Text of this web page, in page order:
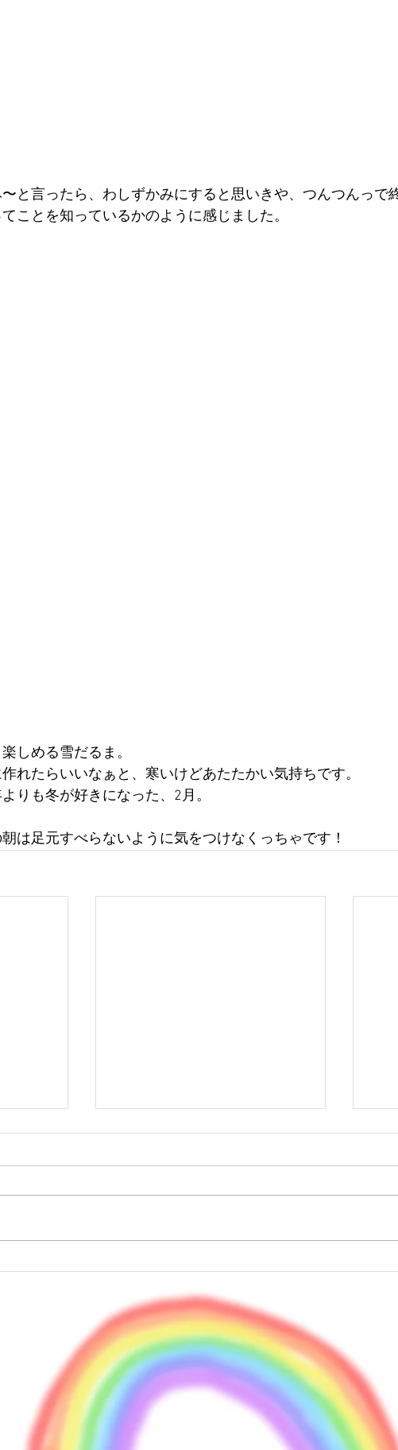
と言ったら、わしずかみにすると思いきや、つんつんっで
ことを知っているかのように感じました。
しめる雪だるま。
れたらいいなぁと、寒いけどあたたかい気持ちです。
りも冬が好きになった、2月。
は足元すべらないように気をつけなくっちゃです！
まー
５月の旅の記録〜関西ライブ
ヨ